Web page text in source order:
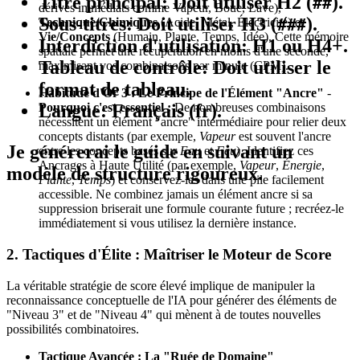
##
Sous-titres: Doit utiliser H3 (###).
Interdiction d'utilisation: H1 ou H4+.
Tableau de contrôle: Doit utiliser le
format de tableau.
Langue: Français (fr).
Je générerai le guide en suivant un
modèle de structure rigoureux.
dérivés immédiats comme Vapeur, Boue, Lave),
Technique/Chimiques(Acide, Métal, Électricité) et
Vie/Concepts(Humain, Plante, Temps, Idée). Cette mémoire
spatiale permet une récupération en moins d'une seconde,
maximisant vos combinaisons par minute (CPM).
Habitude d'Or 3 : Le Principe de l'Élément "Ancre" -
Pourquoi c'est essentiel :De nombreuses combinaisons
nécessitent un élément "ancre" intermédiaire pour relier deux
concepts distants (par exemple, Vapeurest souvent l'ancre
entre les concepts basés sur EauetFeu). Identifiez ces
Ancrages à Haute Utilité (par exemple, Vapeur, Énergie,
Plante,Temps) et conservez-les dans une pile facilement
accessible. Ne combinez jamais un élément ancre si sa
suppression briserait une formule courante future ; recréez-le
immédiatement si vous utilisez la dernière instance.
2. Tactiques d'Élite : Maîtriser le Moteur de Score
La véritable stratégie de score élevé implique de manipuler la
reconnaissance conceptuelle de l'IA pour générer des éléments de
"Niveau 3" et de "Niveau 4" qui mènent à de toutes nouvelles
possibilités combinatoires.
Tactique Avancée : La "Ruée de Domaine"